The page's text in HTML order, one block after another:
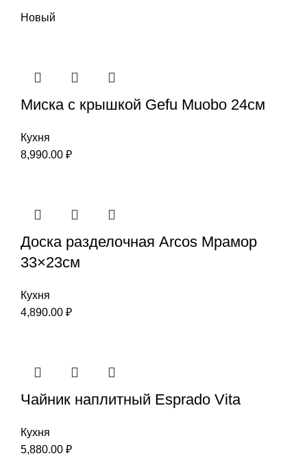
Новый
Миска с крышкой Gefu Мuоbо 24см
Кухня
8,990.00 ₽
Доска разделочная Arcos Мрамор
33×23см
Кухня
4,890.00 ₽
Чайник наплитный Esprado Vita
Кухня
5,880.00 ₽